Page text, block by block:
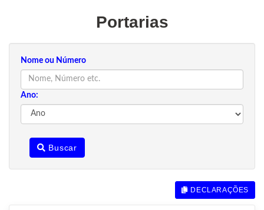
Portarias
Nome ou Número
Ano:
Buscar
DECLARAÇÕES